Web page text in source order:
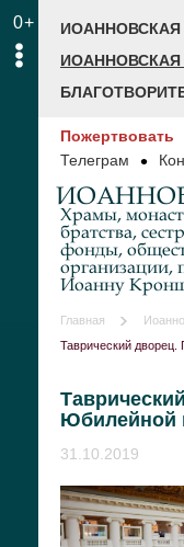
0+
Пожертвовать
Телеграм
Храмы,
братства,
фонды,
организации,
Иоанну
Главная
Таврический
Юбилейной
31.10.2019